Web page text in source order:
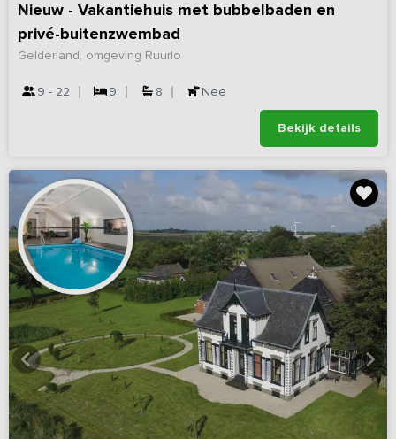
Nieuw - Vakantiehuis met bubbelbaden en
privé-buitenzwembad
Gelderland, omgeving Ruurlo
9 - 22 9 8 Nee
Bekijk details